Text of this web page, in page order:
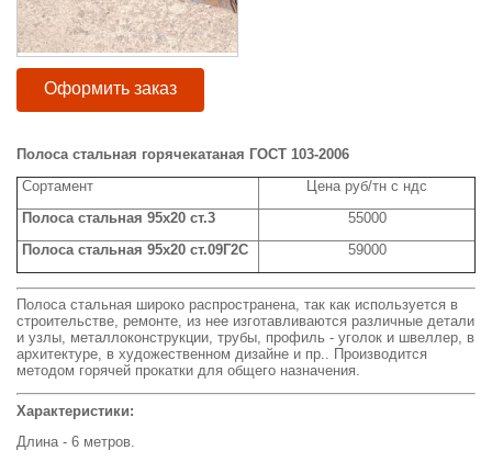
Оформить заказ
Полоса стальная горячекатаная ГОСТ 103-2006
Сортамент
Цена руб/тн с ндс
Полоса стальная 95x20 ст.3
55000
Полоса стальная 95x20 ст.09Г2С
59000
Полоса стальная широко распространена, так как используется в
строительстве, ремонте, из нее изготавливаются различные детали
и узлы, металлоконструкции, трубы, профиль - уголок и швеллер, в
архитектуре, в художественном дизайне и пр.. Производится
методом горячей прокатки для общего назначения.
Характеристики:
Длина - 6 метров.